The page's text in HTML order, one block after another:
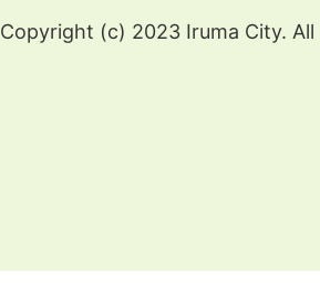
Copyright (c) 2023 Iruma City. All